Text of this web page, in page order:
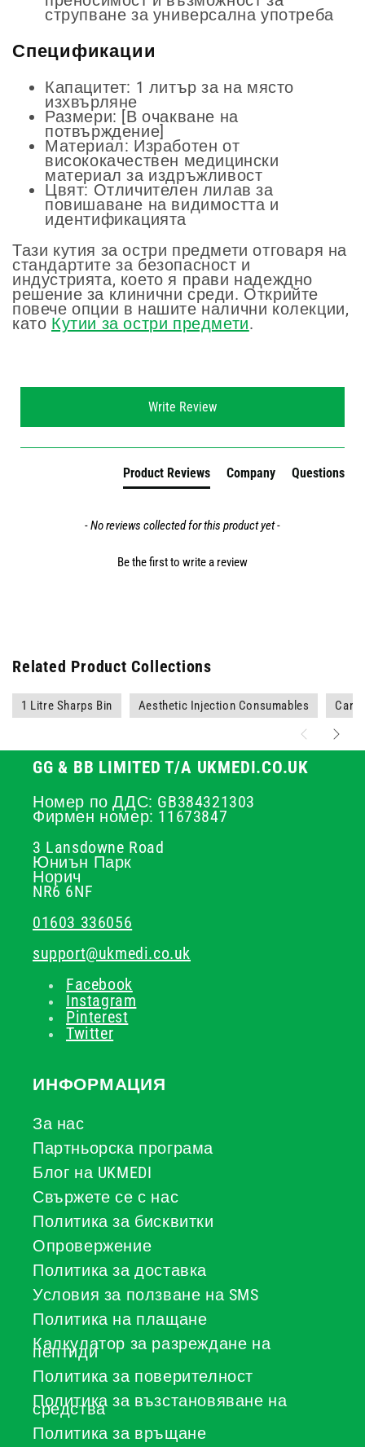
струпване за универсална употреба
Спецификации
Капацитет: 1 литър за на място
изхвърляне
Размери: [В очакване на
потвърждение]
Материал: Изработен от
висококачествен медицински
материал за издръжливост
Цвят: Отличителен лилав за
повишаване на видимостта и
идентификацията
Тази кутия за остри предмети отговаря на
стандартите за безопасност и
индустрията, което я прави надеждно
решение за клинични среди. Открийте
повече опции в нашите налични колекции,
като Кутии за остри предмети.
Write Review
Product Reviews Company Questions
- No reviews collected for this product yet -
Be the first to write a review
Related Product Collections
1 Litre Sharps Bin Aesthetic Injection Consumables Care
GG & BB LIMITED T/A UKMEDI.CO.UK
Номер по ДДС: GB384321303
Фирмен номер: 11673847
3 Lansdowne Road
Юниън Парк
Норич
NR6 6NF
01603 336056
support@ukmedi.co.uk
Facebook
Instagram
Pinterest
Twitter
ИНФОРМАЦИЯ
За нас
Партньорска програма
Блог на UKMEDI
Свържете се с нас
Политика за бисквитки
Опровержение
Политика за доставка
Условия за ползване на SMS
Политика на плащане
Калкулатор за разреждане на
пептиди
Политика за поверителност
Политика за възстановяване на
средства
Политика за връщане